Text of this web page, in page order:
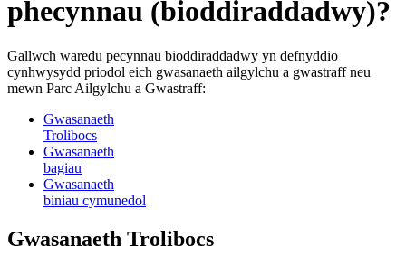
phecynnau (bioddiraddadwy)?
Gallwch waredu pecynnau bioddiraddadwy yn defnyddio
cynhwysydd priodol eich gwasanaeth ailgylchu a gwastraff neu
mewn Parc Ailgylchu a Gwastraff:
Gwasanaeth
Trolibocs
Gwasanaeth
bagiau
Gwasanaeth
biniau cymunedol
Gwasanaeth Trolibocs